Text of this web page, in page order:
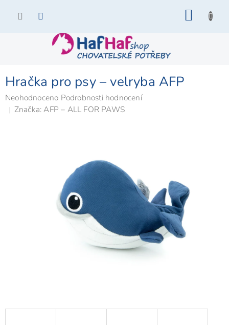
Hračka pro psy – velryba AFP
Průměrné
hodnocení
Neohodnoceno Podrobnosti hodnocení
Značka:AFP – ALL FOR PAWS